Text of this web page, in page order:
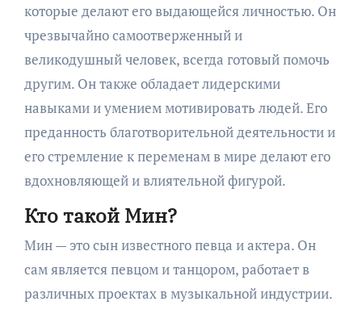
которые делают его выдающейся личностью. Он
чрезвычайно самоотверженный и
великодушный человек, всегда готовый помочь
другим. Он также обладает лидерскими
навыками и умением мотивировать людей. Его
преданность благотворительной деятельности и
его стремление к переменам в мире делают его
вдохновляющей и влиятельной фигурой.
Кто такой Мин?
Мин — это сын известного певца и актера. Он
сам является певцом и танцором, работает в
различных проектах в музыкальной индустрии.